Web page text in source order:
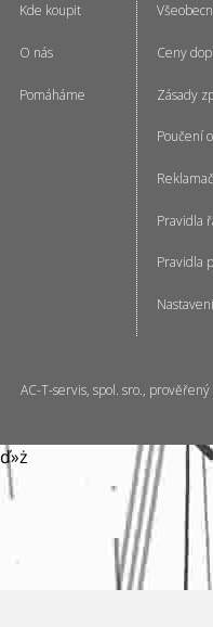
Kde koupit
O nás
Pomáháme
Ceny
Zásady
Poučení
Pravidla
Pravidla
AC-T-servis, spol. sro.,
ď»ż